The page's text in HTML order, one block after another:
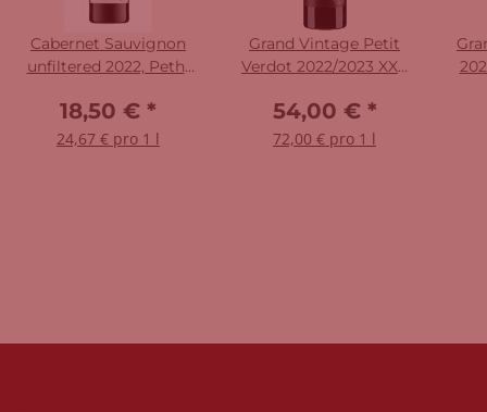
Cabernet Sauvignon
unfiltered 2022, Peth-
18,50 € *
24,67 € pro 1 l
Grand Vintage Petit
Verdot 2022/2023 XXX
54,00 € *
72,00 € pro 1 l